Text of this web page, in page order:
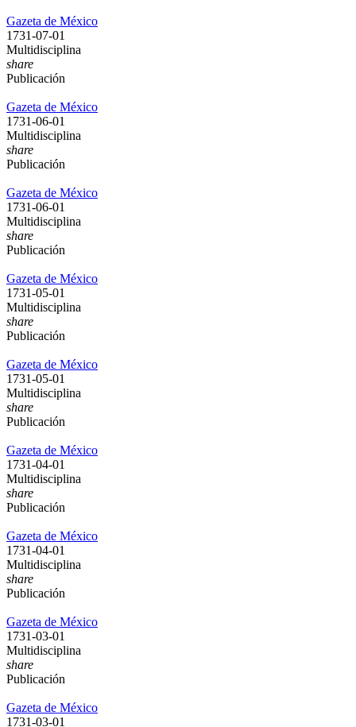
Gazeta de México
1731-07-01
Multidisciplina
share
Publicación
Gazeta de México
1731-06-01
Multidisciplina
share
Publicación
Gazeta de México
1731-06-01
Multidisciplina
share
Publicación
Gazeta de México
1731-05-01
Multidisciplina
share
Publicación
Gazeta de México
1731-05-01
Multidisciplina
share
Publicación
Gazeta de México
1731-04-01
Multidisciplina
share
Publicación
Gazeta de México
1731-04-01
Multidisciplina
share
Publicación
Gazeta de México
1731-03-01
Multidisciplina
share
Publicación
Gazeta de México
1731-03-01